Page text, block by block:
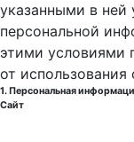
указанными в ней
персональной
этими условиями
от использования
1. Персональная
Сайт